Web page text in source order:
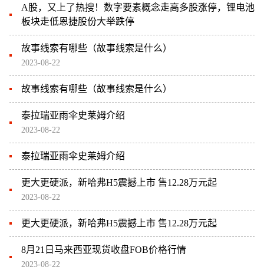
A股，又上了热搜！数字要素概念走高多股涨停，锂电池
板块走低恩捷股份大举跌停
故事线索有哪些（故事线索是什么）
2023-08-22
故事线索有哪些（故事线索是什么）
泰拉瑞亚雨伞史莱姆介绍
2023-08-22
泰拉瑞亚雨伞史莱姆介绍
更大更硬派，新哈弗H5震撼上市 售12.28万元起
2023-08-22
更大更硬派，新哈弗H5震撼上市 售12.28万元起
8月21日马来西亚现货收盘FOB价格行情
2023-08-22